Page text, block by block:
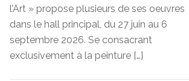
l’Art » propose plusieurs de ses oeuvres
dans le hall principal, du 27 juin au 6
septembre 2026. Se consacrant
exclusivement à la peinture […]